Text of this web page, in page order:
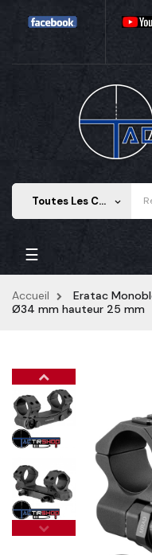
Toutes Les Catégories keyboard_arrow_down
Basculer
la
☰
Accueil
Eratac
Ø34 mm hauteur 25 mm